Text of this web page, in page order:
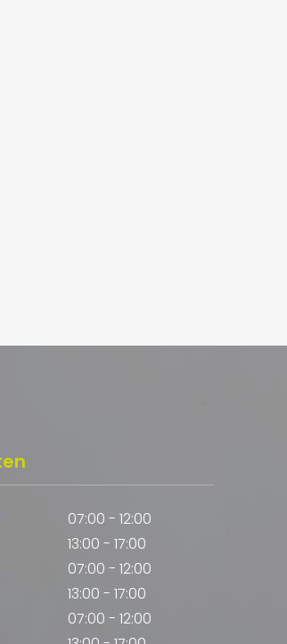
07:00 - 12:00
13:00 - 17:00
07:00 - 12:00
13:00 - 17:00
07:00 - 12:00